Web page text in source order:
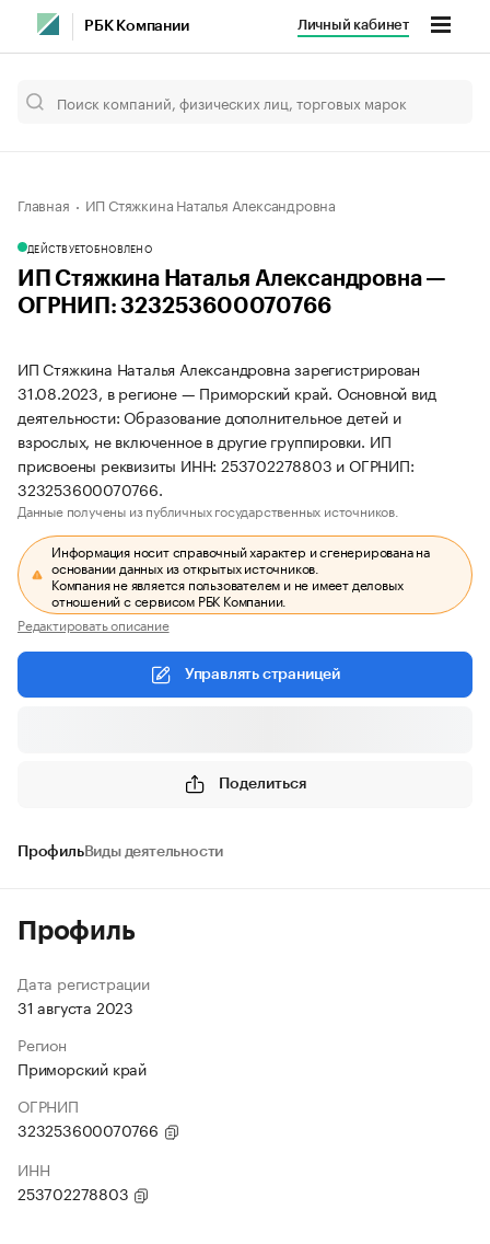
РБК Компании Личный кабинет
Главная ИП Стяжкина Наталья Александровна
ДЕЙСТВУЕТОБНОВЛЕНО
ИП Стяжкина Наталья Александровна —
ОГРНИП: 323253600070766
ИП Стяжкина Наталья Александровна зарегистрирован
31.08.2023, в регионе — Приморский край. Основной вид
деятельности: Образование дополнительное детей и
взрослых, не включенное в другие группировки. ИП
присвоены реквизиты ИНН: 253702278803 и ОГРНИП:
323253600070766.
Данные получены из публичных государственных источников.
Информация носит справочный характер и сгенерирована на
основании данных из открытых источников.
Компания не является пользователем и не имеет деловых
отношений с сервисом РБК Компании.
Редактировать описание
Управлять страницей
Поделиться
ПрофильВиды деятельности
Профиль
Дата регистрации
31 августа 2023
Регион
Приморский край
ОГРНИП
323253600070766
ИНН
253702278803